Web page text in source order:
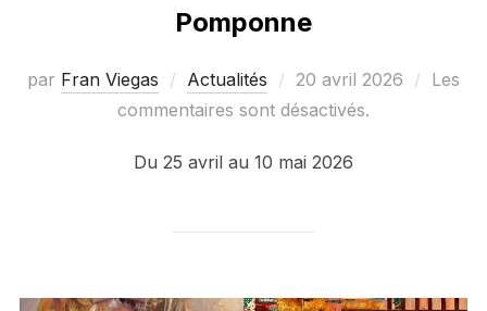
Pomponne
par Fran Viegas Actualités
Publié
le
20 avril 2026
Les
commentaires sont désactivés.
Du 25 avril au 10 mai 2026